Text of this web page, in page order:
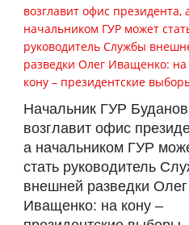
Начальник ГУР Буданов
возглавит офис
а начальником ГУР
стать руководитель
внешней разведки Олег
Иващенко: на кону –